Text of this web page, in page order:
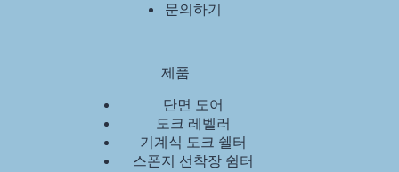
문의하기
제품
단면 도어
도크 레벨러
기계식 도크 쉘터
스폰지 선착장 쉼터